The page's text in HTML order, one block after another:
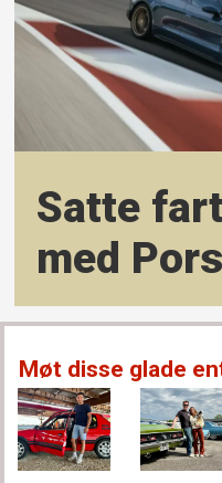
Satte
med
Møt disse glade